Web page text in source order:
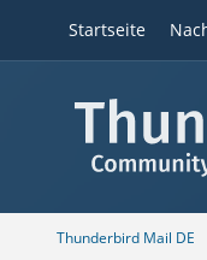
Startseite
Thunderbird Mail DE